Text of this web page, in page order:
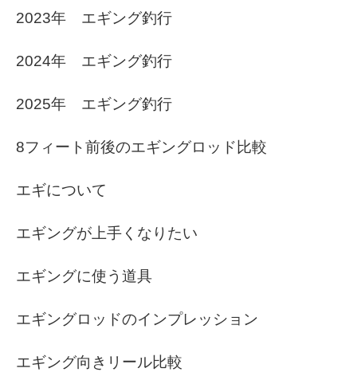
2023年 エギング釣行
2024年 エギング釣行
2025年 エギング釣行
8フィート前後のエギングロッド比較
エギについて
エギングが上手くなりたい
エギングに使う道具
エギングロッドのインプレッション
エギング向きリール比較